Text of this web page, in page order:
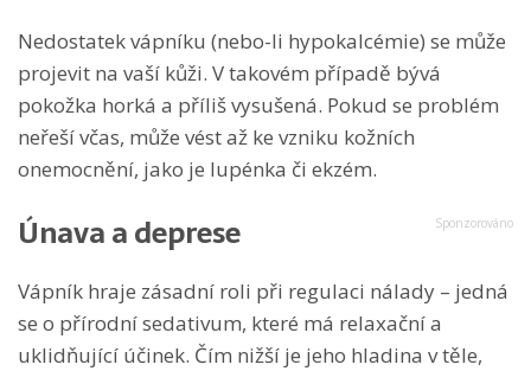
Nedostatek vápníku (nebo-li hypokalcémie) se může
projevit na vaší kůži. V takovém případě bývá
pokožka horká a příliš vysušená. Pokud se problém
neřeší včas, může vést až ke vzniku kožních
onemocnění, jako je lupénka či ekzém.
Únava a deprese
Vápník hraje zásadní roli při regulaci nálady – jedná
se o přírodní sedativum, které má relaxační a
uklidňující účinek. Čím nižší je jeho hladina v těle,